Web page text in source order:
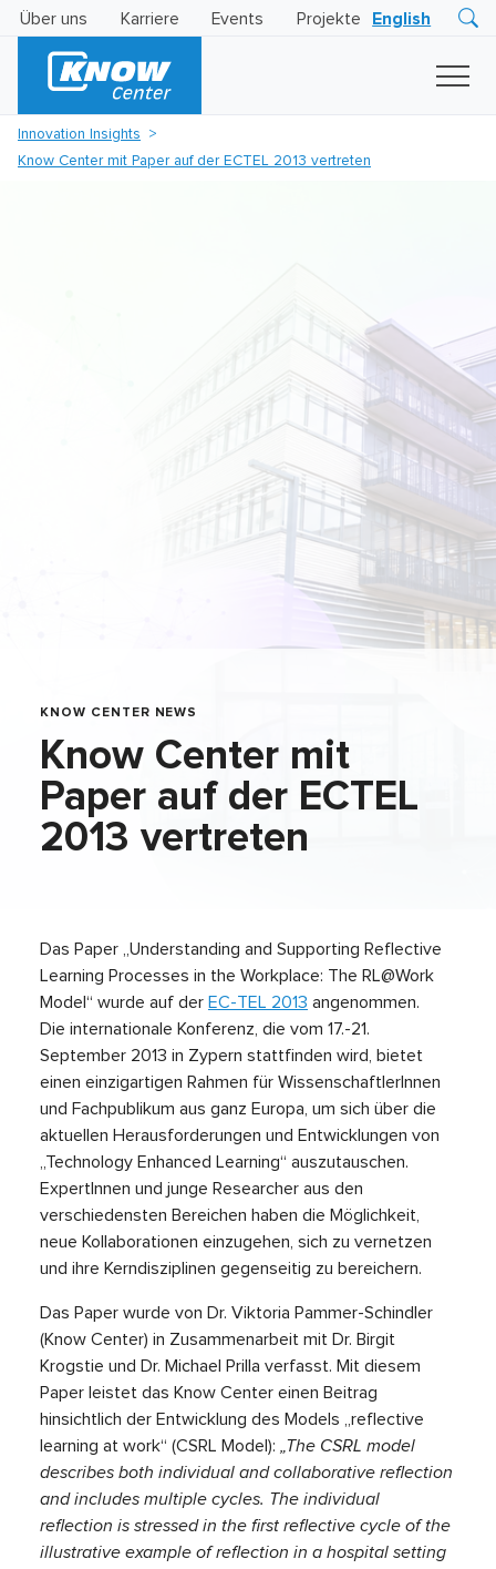
Über uns Karriere Events Projekte English
Business
Innovation Insights
Know Center mit Paper auf der ECTEL 2013 vertreten
KNOW CENTER NEWS
Know Center mit
Paper auf der ECTEL
2013 vertreten
Das Paper „Understanding and Supporting Reflective
Learning Processes in the Workplace: The RL@Work
Model“ wurde auf der EC-TEL 2013 angenommen.
Die internationale Konferenz, die vom 17.-21.
September 2013 in Zypern stattfinden wird, bietet
einen einzigartigen Rahmen für WissenschaftlerInnen
und Fachpublikum aus ganz Europa, um sich über die
aktuellen Herausforderungen und Entwicklungen von
„Technology Enhanced Learning“ auszutauschen.
ExpertInnen und junge Researcher aus den
verschiedensten Bereichen haben die Möglichkeit,
neue Kollaborationen einzugehen, sich zu vernetzen
und ihre Kerndisziplinen gegenseitig zu bereichern.
Das Paper wurde von Dr. Viktoria Pammer-Schindler
(Know Center) in Zusammenarbeit mit Dr. Birgit
Krogstie und Dr. Michael Prilla verfasst. Mit diesem
Paper leistet das Know Center einen Beitrag
hinsichtlich der Entwicklung des Models „reflective
learning at work“ (CSRL Model): „The CSRL model
describes both individual and collaborative reflection
and includes multiple cycles. The individual
reflection is stressed in the first reflective cycle of the
illustrative example of reflection in a hospital setting